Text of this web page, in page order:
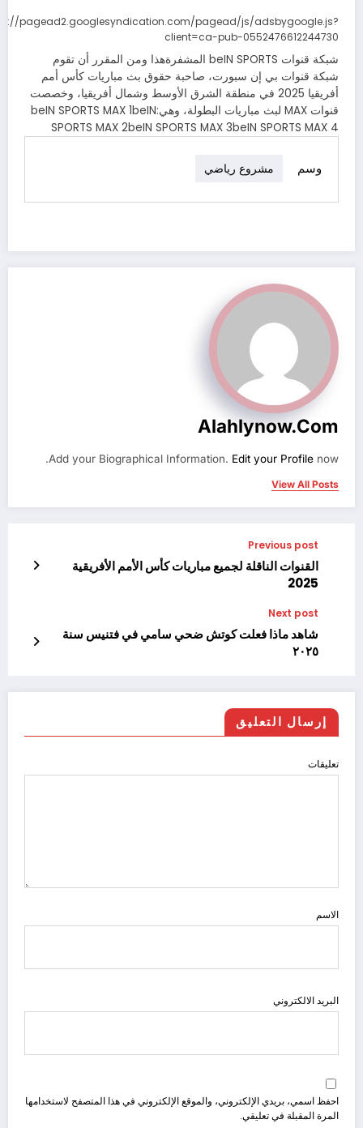
pagead2.googlesyndication.com/pagead/js/adsbygoogle.js?
client=ca-pub-0552476612244730
شبكة قنوات beIN SPORTS المشفرةهذا ومن المقرر أن تقوم
شبكة قنوات بي إن سبورت، صاحبة حقوق بث مباريات كأس أمم
أفريقيا 2025 في منطقة الشرق الأوسط وشمال أفريقيا، وخصصت
قنوات MAX لبث مباريات البطولة، وهي:beIN SPORTS MAX 1beIN
SPORTS MAX 2beIN SPORTS MAX 3beIN SPORTS MAX 4
وسم مشروع رياضي
Alahlynow.com
Add your Biographical Information. Edit your Profile now.
View All Posts
Previous post
القنوات الناقلة لجميع مباريات كأس الأمم الأفريقية
2025
Next post
شاهد ماذا فعلت كوتش ضحي سامي في فتنيس سنة
٢٠٢٥
إرسال التعليق
تعليقات
الاسم
البريد الالكتروني
احفظ اسمي، بريدي الإلكتروني، والموقع الإلكتروني في هذا المتصفح لاستخدامها
المرة المقبلة في تعليقي.